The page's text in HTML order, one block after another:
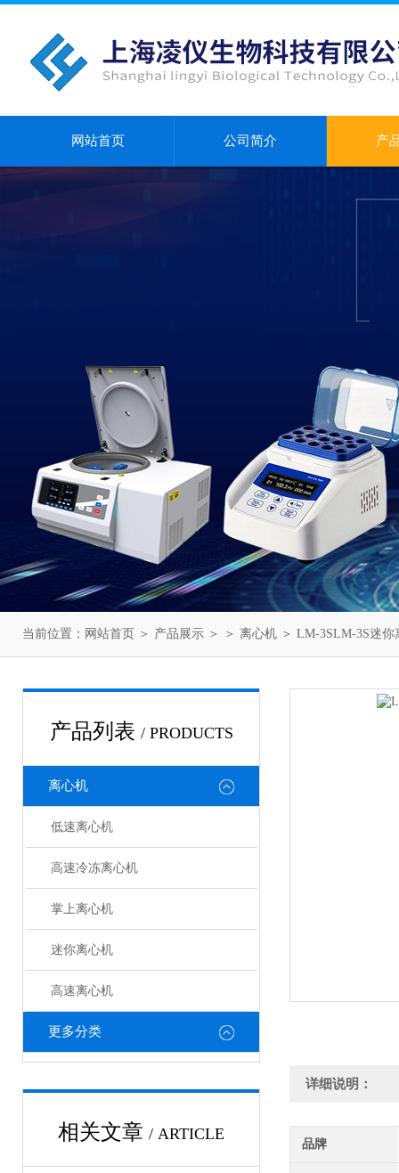
网站首页 公司简介 产
当前位置： 网站首页 ＞ 产品展示 ＞ ＞ 离心机 ＞ LM-3SLM-3S迷
产品列表 / PRODUCTS
离心机
低速离心机
高速冷冻离心机
掌上离心机
迷你离心机
高速离心机
更多分类
相关文章 / ARTICLE
详细说明：
品牌